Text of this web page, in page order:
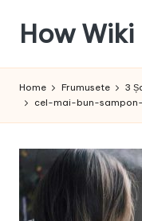
content
How Wiki
pentru
Home Frumusete
3
cel-mai-bun-